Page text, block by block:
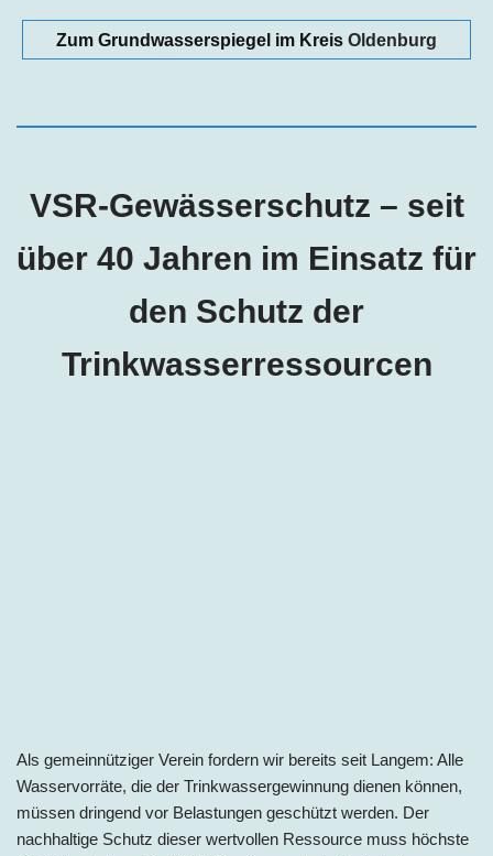
Zum Grundwasserspiegel im Kreis Oldenburg
VSR-Gewässerschutz – seit
über 40 Jahren im Einsatz für
den Schutz der
Trinkwasserressourcen
Als gemeinnütziger Verein fordern wir bereits seit Langem: Alle
Wasservorräte, die der Trinkwassergewinnung dienen können,
müssen dringend vor Belastungen geschützt werden. Der
nachhaltige Schutz dieser wertvollen Ressource muss höchste